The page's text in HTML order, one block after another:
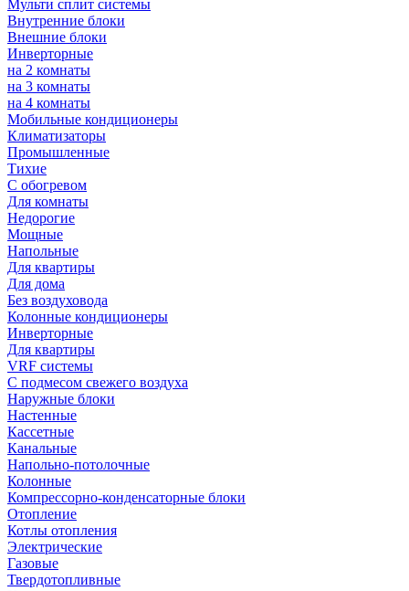
Мульти сплит системы
Внутренние блоки
Внешние блоки
Инверторные
на 2 комнаты
на 3 комнаты
на 4 комнаты
Мобильные кондиционеры
Климатизаторы
Промышленные
Тихие
С обогревом
Для комнаты
Недорогие
Мощные
Напольные
Для квартиры
Для дома
Без воздуховода
Колонные кондиционеры
Инверторные
Для квартиры
VRF системы
С подмесом свежего воздуха
Наружные блоки
Настенные
Кассетные
Канальные
Напольно-потолочные
Колонные
Компрессорно-конденсаторные блоки
Отопление
Котлы отопления
Электрические
Газовые
Твердотопливные